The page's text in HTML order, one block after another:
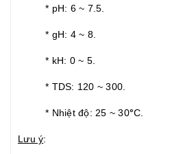
* pH: 6 ~ 7.5.
* gH: 4 ~ 8.
* kH: 0 ~ 5.
* TDS: 120 ~ 300.
* Nhiệt độ: 25 ~ 30°C.
Lưu ý: